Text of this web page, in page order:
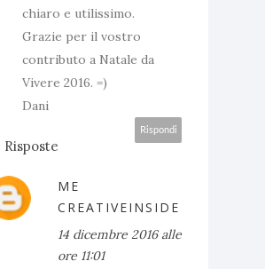
chiaro e utilissimo.
Grazie per il vostro
contributo a Natale da
Vivere 2016. =)
Dani
Rispondi
Risposte
ME
CREATIVEINSIDE
14 dicembre 2016 alle
ore 11:01